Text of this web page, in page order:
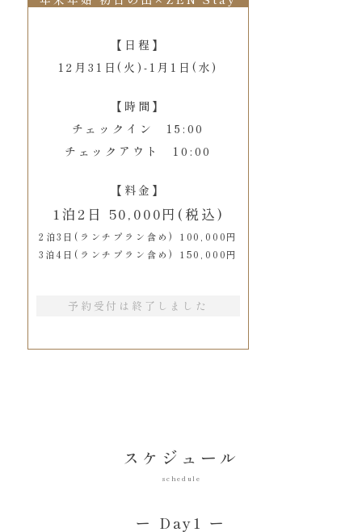
【日程】
12月31日(火)-1月1日(水)
【時間】
チェックイン 15:00
チェックアウト 10:00
【料金】
1泊2日 50,000円(税込)
2泊3日(ランチプラン含め) 100,000円
3泊4日(ランチプラン含め) 150,000円
予約受付は終了しました
スケジュール
schedule
ー Day1 ー